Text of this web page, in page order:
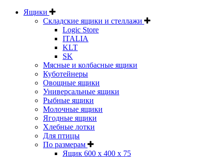
Ящики
Складские ящики и стеллажи
Logic Store
ITALIA
KLT
SK
Мясные и колбасные ящики
Куботейнеры
Овощные ящики
Универсальные ящики
Рыбные ящики
Молочные ящики
Ягодные ящики
Хлебные лотки
Для птицы
По размерам
Ящик 600 х 400 х 75